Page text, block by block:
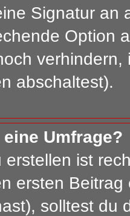
Signatur an
Option
abschaltest).
Umfrage?
erstellen ist
ersten
solltest du